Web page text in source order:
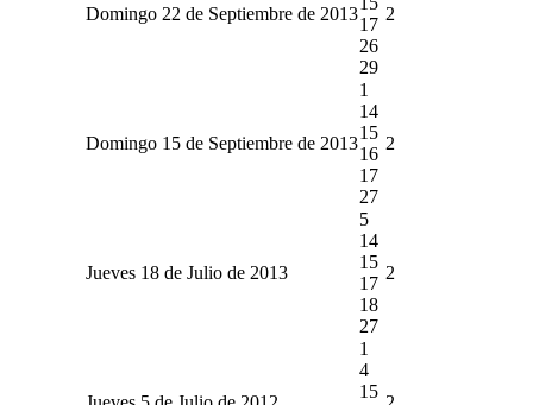
Domingo 22 de Septiembre de 2013
17
26
29
2
Domingo 15 de Septiembre de 2013
1
14
15
16
17
27
2
Jueves 18 de Julio de 2013
5
14
15
17
18
27
2
1
4
15